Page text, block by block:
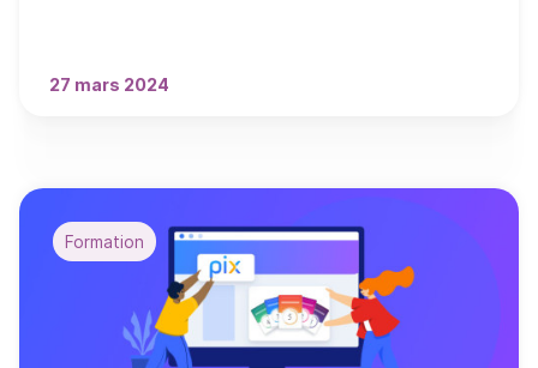
27 mars 2024
Formation